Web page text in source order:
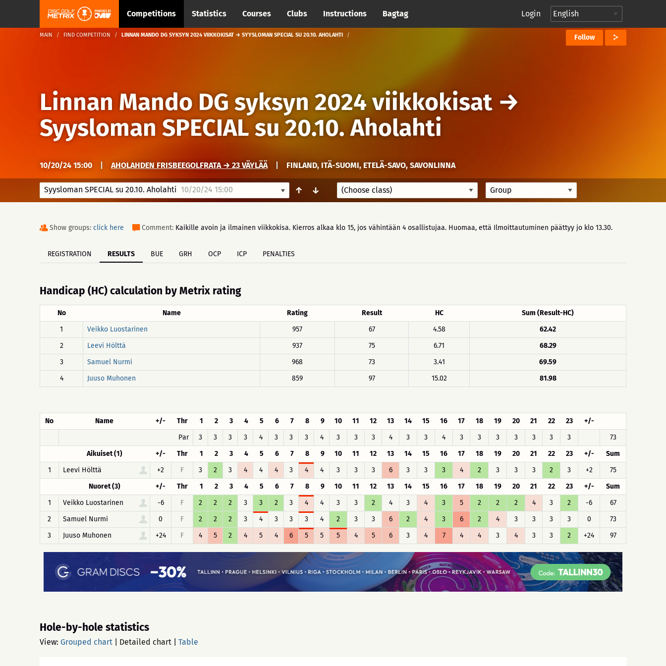
Competitions Statistics Courses Clubs Instructions Bagtag Login
MAIN FIND COMPETITION LINNAN MANDO DG SYKSYN 2024 VIIKKOKISAT → SYYSLOMAN SPECIAL SU 20.10. AHOLAHTI Follow
Linnan Mando DG syksyn 2024 viikkokisat →
Syysloman SPECIAL su 20.10. Aholahti
10/20/24 15:00 AHOLAHDEN FRISBEEGOLFRATA → 23 VÄYLÄÄ FINLAND, ITÄ-SUOMI, ETELÄ-SAVO, SAVONLINNA
Syysloman SPECIAL su 20.10. Aholahti 10/20/24 15:00 ↑ ↓
Show groups: click here Comment: Kaikille avoin ja ilmainen viikkokisa. Kierros alkaa klo 15, jos vähintään 4 osallistujaa. Huomaa, että Ilmoittautuminen päättyy jo klo 13.30.
REGISTRATION RESULTS BUE GRH OCP ICP PENALTIES
Handicap (HC) calculation by Metrix rating
No Name Rating Result HC
Sum (Result-HC)
1
Veikko Luostarinen 957 67 4.58
62.42
2
Leevi Hölttä 937 75 6.71
68.29
3
Samuel Nurmi 968 73 3.41
69.59
4
Juuso Muhonen 859 97 15.02 81.98
No Name +/- Thr 1 2 3 4 5 6 7 8 9 10 11 12 13 14 15 16 17 18 19 20 21 22 23
+/-
Par
3 3 3 3 4 3 3 3 4 3 3 3 4 3 3 4 3 3 3 3 3 3 3
73
Aikuiset (1)
+/- Thr 1 2 3 4 5 6 7 8 9 10 11 12 13 14 15 16 17 18 19 20 21 22 23 +/-
Sum
1
Leevi Hölttä +2 F 3 2 3 4 4 4 3 4 4 3 3 3 6 3 3 3 4 2 3 3 3 2 3 +2
75
Nuoret (3)
+/- Thr 1 2 3 4 5 6 7 8 9 10 11 12 13 14 15 16 17 18 19 20 21 22 23 +/-
Sum
1
Veikko Luostarinen -6 F 2 2 2 3 3 2 3 4 4 3 3 2 4 3 4 3 5 2 2 2 4 3 2 -6
67
2
Samuel Nurmi 0 F 2 2 2 3 4 3 3 3 4 2 3 3 6 2 4 3 6 2 4 3 3 3 3 0
73
3
Juuso Muhonen +24 F 4 5 2 4 5 4 6 5 5 5 4 5 6 3 4 7 4 4 3 4 3 3 2 +24 97
Hole-by-hole statistics
View: Grouped chart Detailed chart Table